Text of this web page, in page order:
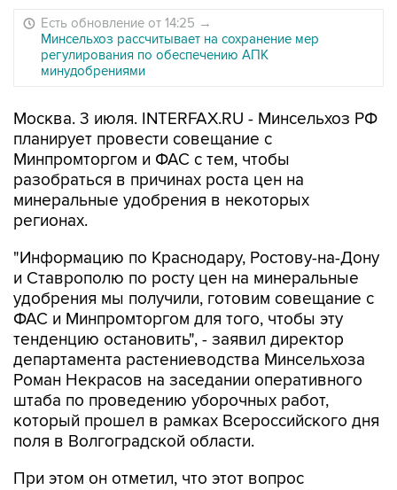
Есть обновление от 14:25 →
Минсельхоз рассчитывает на сохранение мер
регулирования по обеспечению АПК
минудобрениями
Москва. 3 июля. INTERFAX.RU - Минсельхоз РФ
планирует провести совещание с
Минпромторгом и ФАС с тем, чтобы
разобраться в причинах роста цен на
минеральные удобрения в некоторых
регионах.
"Информацию по Краснодару, Ростову-на-Дону
и Ставрополю по росту цен на минеральные
удобрения мы получили, готовим совещание с
ФАС и Минпромторгом для того, чтобы эту
тенденцию остановить", - заявил директор
департамента растениеводства Минсельхоза
Роман Некрасов на заседании оперативного
штаба по проведению уборочных работ,
который прошел в рамках Всероссийского дня
поля в Волгоградской области.
При этом он отметил, что этот вопрос